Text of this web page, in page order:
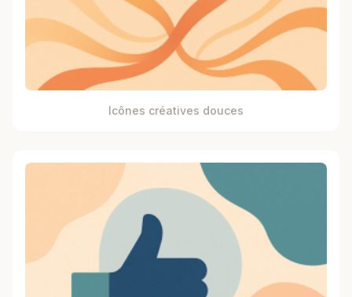
Icônes créatives douces